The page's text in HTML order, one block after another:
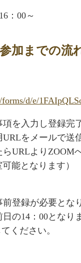
：00～
加までの流
forms/d/e/
を入力し登録完
をメールで送
URLよりZOOM
能となります）
登録が必要とな
の14：00となり
ください。